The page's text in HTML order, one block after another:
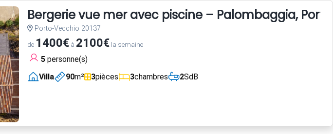
Bergerie vue mer avec piscine – Palombaggia,
Porto-Vecchio 20137
de 1400€à 2100€la semaine
5personne(s)
Villa
90m² 3pièces 3chambres 2SdB